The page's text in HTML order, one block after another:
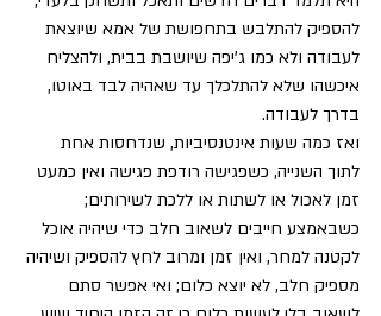
להספיק להתלבש בתחפושת של אמא שיוצאת
לעבודה ולא כמו ג’יפה שיושבת בבית, ולהצליח
איכשהו שלא להתלכלך עד שאהיה לבד באוטו,
בדרך לעבודה.
ואז כמה שעות אינטנסיביות, שנדחסות אחת
לתוך השנייה, כשפגישה רודפת פגישה ואין כמעט
זמן לאכול או לשתות או ללכת לשירותים;
כשבאמצע חייבים לשאוב חלב כדי שיהיה אוכל
לקטנה למחר, ואין זמן ומרוב לחץ להספיק ושיהיה
מספיק חלב, לא יוצא כלום; ואי אפשר סתם